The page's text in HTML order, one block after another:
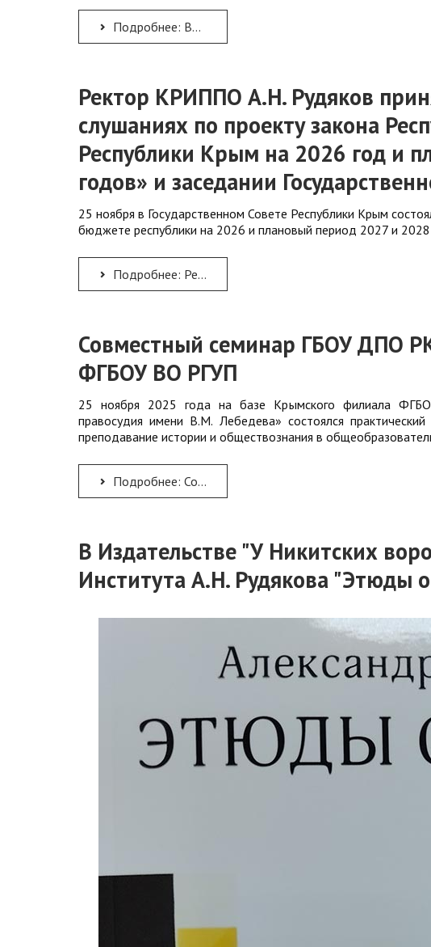
Подробнее: ВЫСТАВКА-ЯРМАРКА ПСИХОЛОГИЧЕСКИХ ИДЕЙ «ПСИХОЛОГИЧЕСКАЯ МАСТЕРСКАЯ «КРЫМСКИЙ УЛЕЙ-2025»
Ректор КРИППО А.Н. Рудяков
слушаниях по проекту закона
Республики Крым на 2026 год и
годов» и заседании
25 ноября в Государственном Совете Республики Крым
бюджете республики на 2026 и плановый период 2027 и 2028
Подробнее: Ректор КРИППО А.Н. Рудяков принял участие в парламентских слушаниях по проекту закона Республики...
Совместный семинар ГБОУ ДПО
ФГБОУ ВО РГУП
25 ноября 2025 года на базе Крымского филиала
правосудия имени В.М. Лебедева» состоялся
преподавание истории и обществознания в
Подробнее: Совместный семинар ГБОУ ДПО РК КРИППО и Крымского филиала ФГБОУ ВО РГУП
В Издательстве "У Никитских
Института А.Н. Рудякова "Этюды